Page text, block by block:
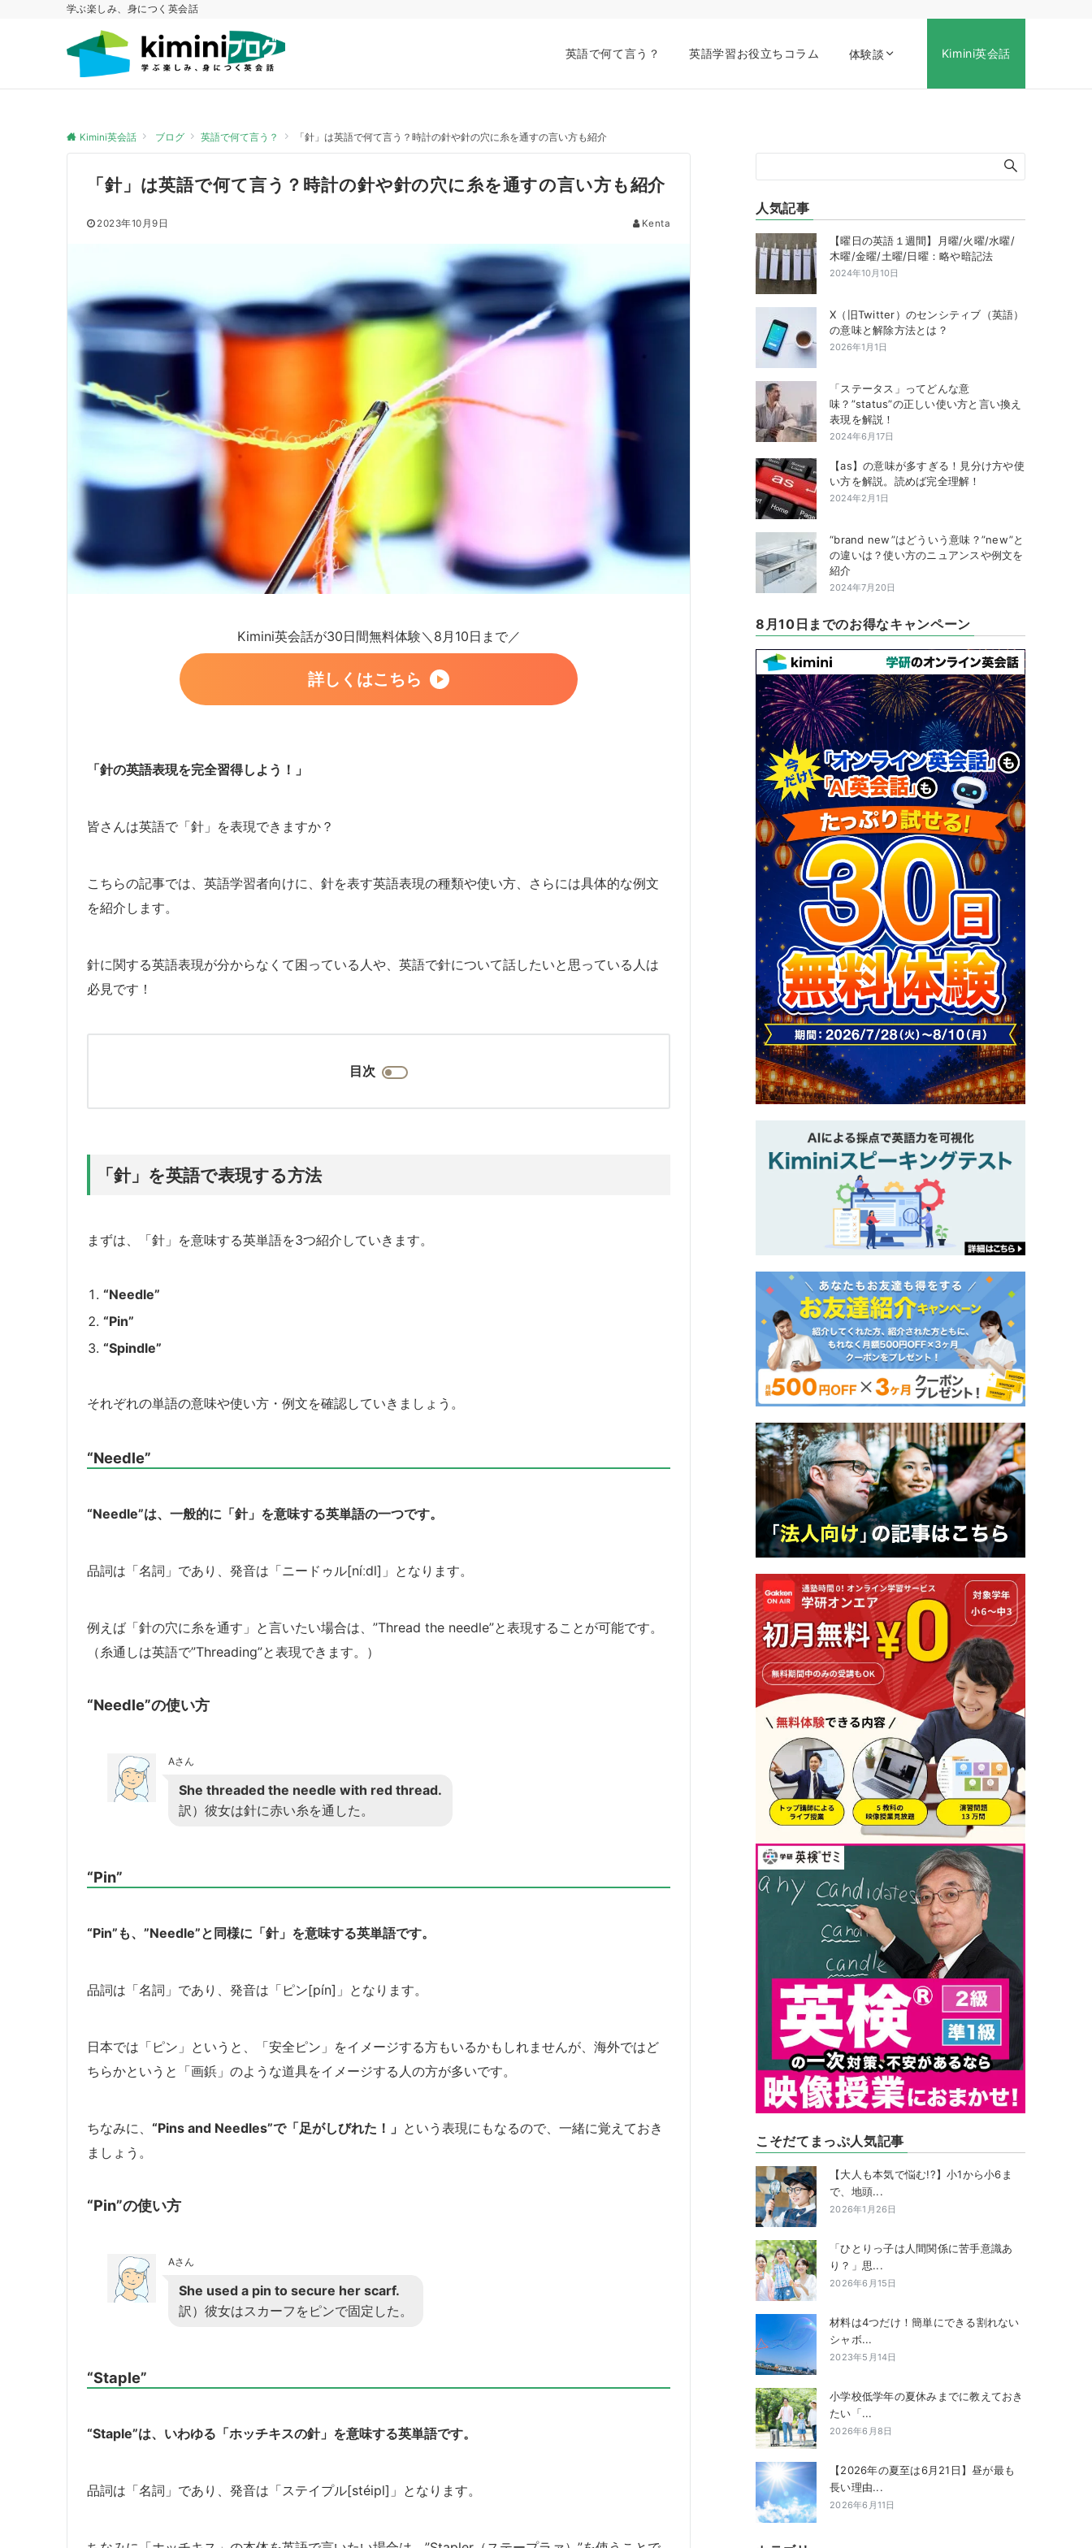
学ぶ楽しみ、身につく英会話
英語で何て言う？ 英語学習お役立ちコラム 体験談 Kimini英会話
Kimini英会話 ブログ 英語で何て言う？ 「針」は英語で何て言う？時計の針や針の穴に糸を通すの言い方も紹介
「針」は英語で何て言う？時計の針や針の穴に糸を通すの言い方も紹介
2023年10月9日 Kenta
Kimini英会話が30日間無料体験＼8月10日まで／
詳しくはこちら
「針の英語表現を完全習得しよう！」
皆さんは英語で「針」を表現できますか？
こちらの記事では、英語学習者向けに、針を表す英語表現の種類や使い方、さらには具体的な例文
を紹介します。
針に関する英語表現が分からなくて困っている人や、英語で針について話したいと思っている人は
必見です！
目次
「針」を英語で表現する方法
まずは、「針」を意味する英単語を3つ紹介していきます。
“Needle”
“Pin”
“Spindle”
それぞれの単語の意味や使い方・例文を確認していきましょう。
“Needle”
“Needle”は、一般的に「針」を意味する英単語の一つです。
品詞は「名詞」であり、発音は「ニードゥル[níːdl]」となります。
例えば「針の穴に糸を通す」と言いたい場合は、”Thread the needle”と表現することが可能です。
（糸通しは英語で”Threading”と表現できます。）
“Needle”の使い方
Aさん
She threaded the needle with red thread.
訳）彼女は針に赤い糸を通した。
“Pin”
“Pin”も、”Needle”と同様に「針」を意味する英単語です。
品詞は「名詞」であり、発音は「ピン[pín]」となります。
日本では「ピン」というと、「安全ピン」をイメージする方もいるかもしれませんが、海外ではど
ちらかというと「画鋲」のような道具をイメージする人の方が多いです。
ちなみに、 “Pins and Needles”で「足がしびれた！」 という表現にもなるので、一緒に覚えておき
ましょう。
“Pin”の使い方
Aさん
She used a pin to secure her scarf.
訳）彼女はスカーフをピンで固定した。
“Staple”
“Staple”は、いわゆる「ホッチキスの針」を意味する英単語です。
品詞は「名詞」であり、発音は「ステイプル[stéipl]」となります。
人気記事
【曜日の英語１週間】月曜/火曜/水曜/
木曜/金曜/土曜/日曜：略や暗記法
2024年10月10日
X（旧Twitter）のセンシティブ（英語）
の意味と解除方法とは？
2026年1月1日
「ステータス」ってどんな意
味？”status”の正しい使い方と言い換え
表現を解説！
2024年6月17日
【as】の意味が多すぎる！見分け方や使
い方を解説。読めば完全理解！
2024年2月1日
“brand new”はどういう意味？”new”と
の違いは？使い方のニュアンスや例文を
紹介
2024年7月20日
8月10日までのお得なキャンペーン
こそだてまっぷ人気記事
【大人も本気で悩む!?】小1から小6ま
で、地頭...
2026年1月26日
「ひとりっ子は人間関係に苦手意識あ
り？」思...
2026年6月15日
材料は4つだけ！簡単にできる割れない
シャボ...
2023年5月14日
小学校低学年の夏休みまでに教えておき
たい「...
2026年6月8日
【2026年の夏至は6月21日】昼が最も
長い理由...
2026年6月11日